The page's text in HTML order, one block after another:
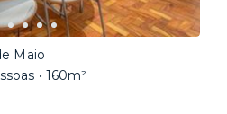
Maio
• 160m²